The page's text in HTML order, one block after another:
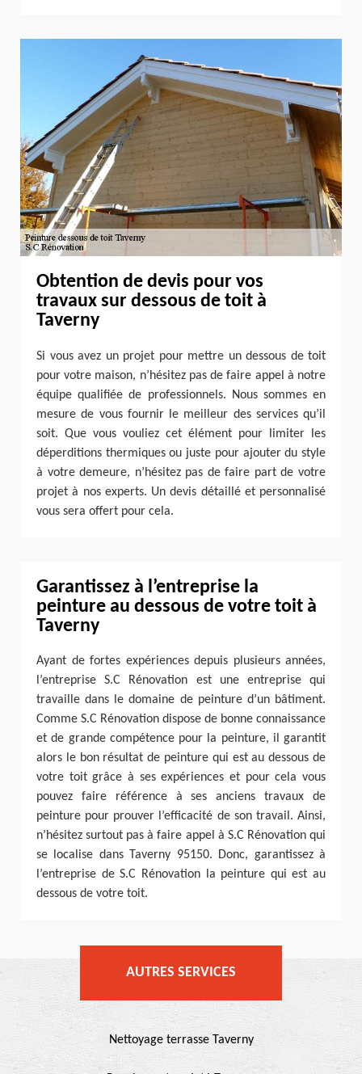
Obtention de devis pour vos
travaux sur dessous de toit à
Taverny
Si vous avez un projet pour mettre un dessous de toit
pour votre maison, n’hésitez pas de faire appel à notre
équipe qualifiée de professionnels. Nous sommes en
mesure de vous fournir le meilleur des services qu’il
soit. Que vous vouliez cet élément pour limiter les
déperditions thermiques ou juste pour ajouter du style
à votre demeure, n’hésitez pas de faire part de votre
projet à nos experts. Un devis détaillé et personnalisé
vous sera offert pour cela.
Garantissez à l’entreprise la
peinture au dessous de votre toit à
Taverny
Ayant de fortes expériences depuis plusieurs années,
l’entreprise S.C Rénovation est une entreprise qui
travaille dans le domaine de peinture d’un bâtiment.
Comme S.C Rénovation dispose de bonne connaissance
et de grande compétence pour la peinture, il garantit
alors le bon résultat de peinture qui est au dessous de
votre toit grâce à ses expériences et pour cela vous
pouvez faire référence à ses anciens travaux de
peinture pour prouver l’efficacité de son travail. Ainsi,
n’hésitez surtout pas à faire appel à S.C Rénovation qui
se localise dans Taverny 95150. Donc, garantissez à
l’entreprise de S.C Rénovation la peinture qui est au
dessous de votre toit.
AUTRES SERVICES
Nettoyage terrasse Taverny